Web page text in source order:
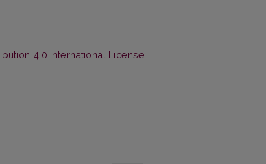
4.0 International License